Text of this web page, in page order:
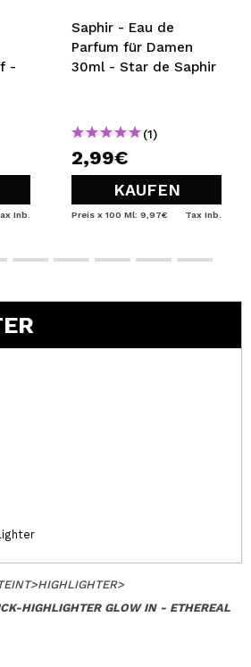
-
Inb.
Saphir - Eau de
Parfum für Damen
30ml - Star de Saphir
(1)
2,99€
KAUFEN
Preis x 100 Ml: 9,97€ Tax Inb.
>HIGHLIGHTER>
HIGHLIGHTER GLOW IN - ETHEREAL